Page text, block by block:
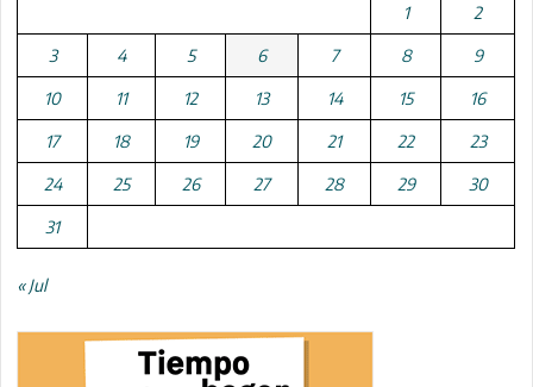
1 2
3 4 5 6 7 8 9
10 11 12 13 14 15 16
17 18 19 20 21 22 23
24 25 26 27 28 29 30
31
« Jul